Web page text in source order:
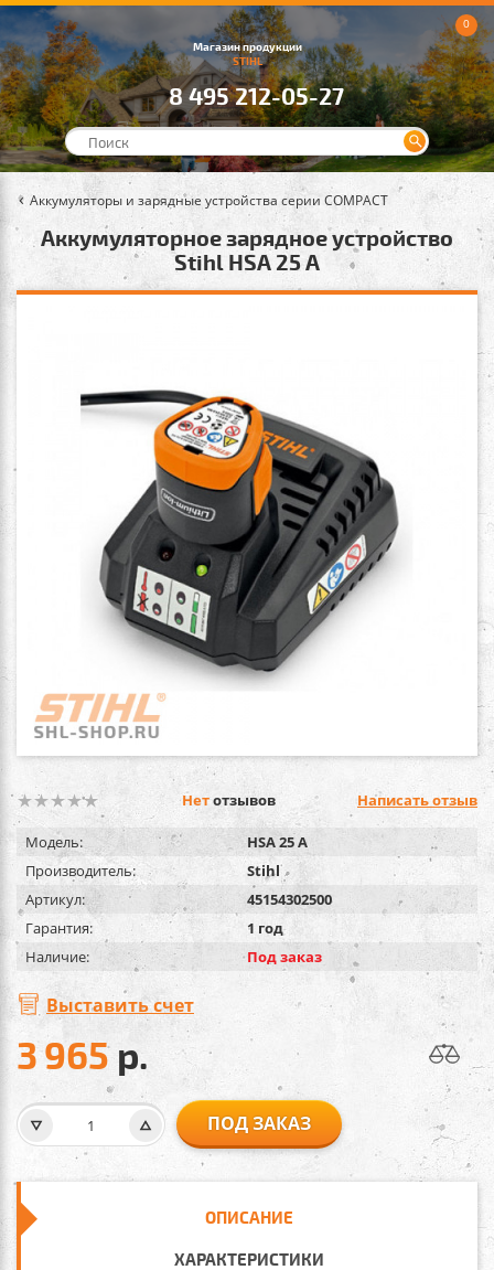
Магазин продукции
STIHL
8 495 212-05-27
0
Аккумуляторы и зарядные устройства серии COMPACT
Аккумуляторное зарядное устройство
Stihl HSA 25 A
Нетотзывов Написать отзыв
Модель:
HSA 25 A
Производитель:
Stihl
Артикул:
45154302500
Гарантия:
1 год
Наличие:
Под заказ
Выставить счет
3 965р.
ПОД ЗАКАЗ
ОПИСАНИЕ
ХАРАКТЕРИСТИКИ